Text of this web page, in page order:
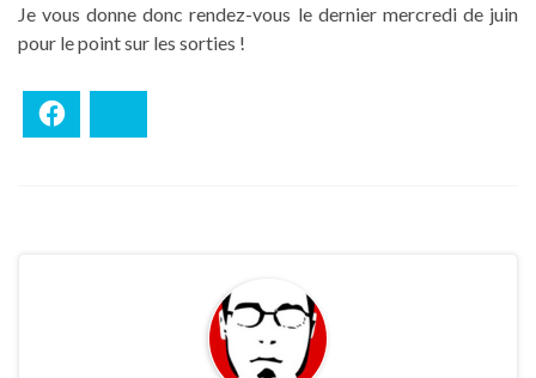
Je vous donne donc rendez-vous le dernier mercredi de juin
pour le point sur les sorties !